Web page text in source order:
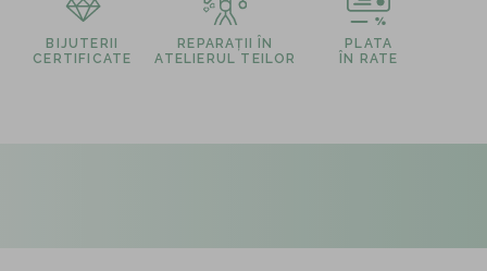
BIJUTERII
CERTIFICATE
REPARAȚII ÎN
ATELIERUL TEILOR
PLATA
ÎN RATE